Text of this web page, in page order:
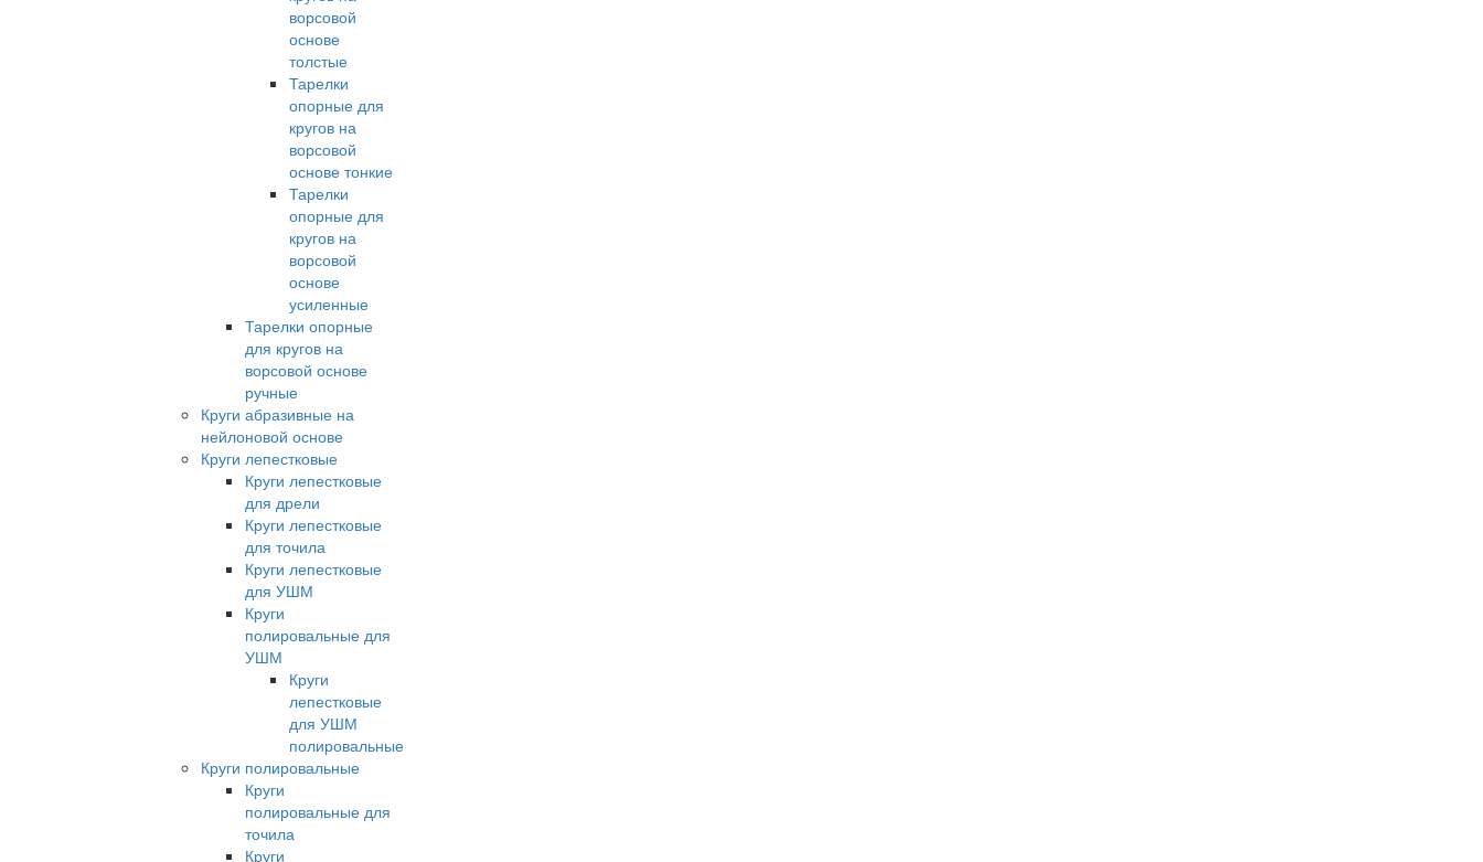
ворсовой
основе
толстые
Тарелки
опорные для
кругов на
ворсовой
основе тонкие
Тарелки
опорные для
кругов на
ворсовой
основе
усиленные
Тарелки опорные
для кругов на
ворсовой основе
ручные
Круги абразивные на
нейлоновой основе
Круги лепестковые
Круги лепестковые
для дрели
Круги лепестковые
для точила
Круги лепестковые
для УШМ
Круги
полировальные для
УШМ
Круги
лепестковые
для УШМ
полировальные
Круги полировальные
Круги
полировальные для
точила
Круги